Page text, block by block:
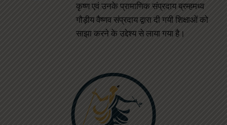
कृष्ण एवं उनके प्रामाणिक संप्रदाय ब्रम्हमध्व
गौड़ीय वैष्णव संप्रदाय द्वारा दी गयी शिक्षाओं को
साझा करने के उद्देश्य से लाया गया है।